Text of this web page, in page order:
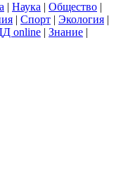
| Наука | Общество |
| Спорт | Экология |
online | Знание |